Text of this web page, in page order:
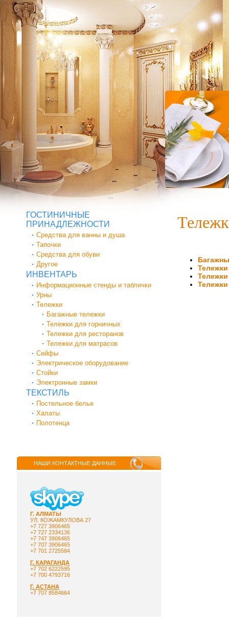
ГОСТИНИЧНЫЕ
ПРИНАДЛЕЖНОСТИ
Средства для ванны и душа
Тапочки
Средства для обуви
Другое
ИНВЕНТАРЬ
Информационные стенды и таблички
Урны
Тележки
Багажные тележки
Тележки для горничных
Тележки для ресторанов
Тележки для матрасов
Сейфы
Электрическое оборудование
Стойки
Электронные замки
ТЕКСТИЛЬ
Постельное белье
Халаты
Полотенца
НАШИ КОНТАКТНЫЕ ДАННЫЕ
Г. АЛМАТЫ
УЛ. КОЖАМКУЛОВА 27
+7 727 3906465
+7 727 2334136
+7 747 3906465
+7 707 3906465
+7 701 2725584
Г. КАРАГАНДА
+7 702 6222595
+7 700 4793716
Г. АСТАНА
+7 707 8584664